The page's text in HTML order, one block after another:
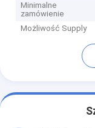
Minimalne
zamówienie
Możliwość Supply